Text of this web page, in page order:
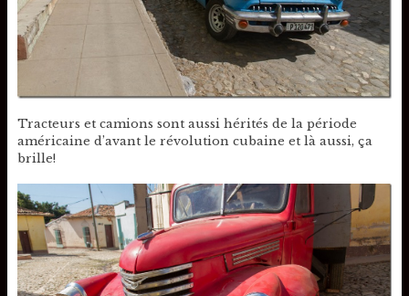
Tracteurs et camions sont aussi hérités de la période
américaine d’avant le révolution cubaine et là aussi, ça
brille!